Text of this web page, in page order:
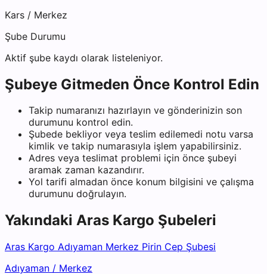
Kars / Merkez
Şube Durumu
Aktif şube kaydı olarak listeleniyor.
Şubeye Gitmeden Önce Kontrol Edin
Takip numaranızı hazırlayın ve gönderinizin son
durumunu kontrol edin.
Şubede bekliyor veya teslim edilemedi notu varsa
kimlik ve takip numarasıyla işlem yapabilirsiniz.
Adres veya teslimat problemi için önce şubeyi
aramak zaman kazandırır.
Yol tarifi almadan önce konum bilgisini ve çalışma
durumunu doğrulayın.
Yakındaki Aras Kargo Şubeleri
Aras Kargo Adıyaman Merkez Pirin Cep Şubesi
Adıyaman / Merkez